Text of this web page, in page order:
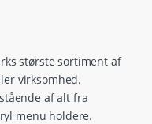
største sortiment af
virksomhed.
af alt fra
menu holdere.